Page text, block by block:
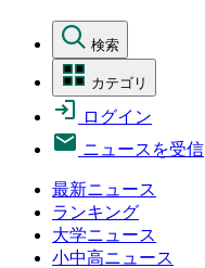
検索
カテゴリ
ログイン
ニュースを受信
最新ニュース
ランキング
大学ニュース
小中高ニュース